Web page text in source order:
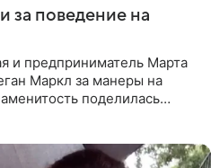
за поведение на
и предприниматель Марта
Маркл за манеры на
поделилась